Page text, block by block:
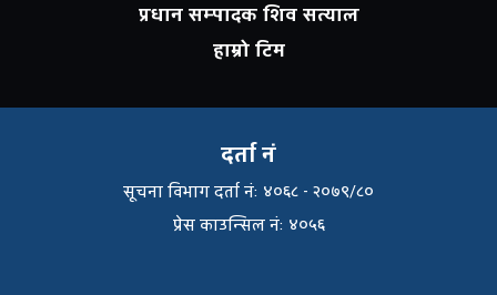
प्रधान सम्पादक शिव सत्याल
हाम्रो टिम
दर्ता नं
सूचना विभाग दर्ता नंः ४०६८ - २०७९/८०
प्रेस काउन्सिल नंः ४०५६